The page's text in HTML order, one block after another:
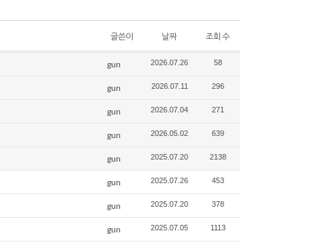
글쓴이 날짜 조회 수
gun 2026.07.26 58
gun 2026.07.11 296
gun 2026.07.04 271
gun 2026.05.02 639
gun 2025.07.20 2138
gun 2025.07.26 453
gun 2025.07.20 378
gun 2025.07.05 1113